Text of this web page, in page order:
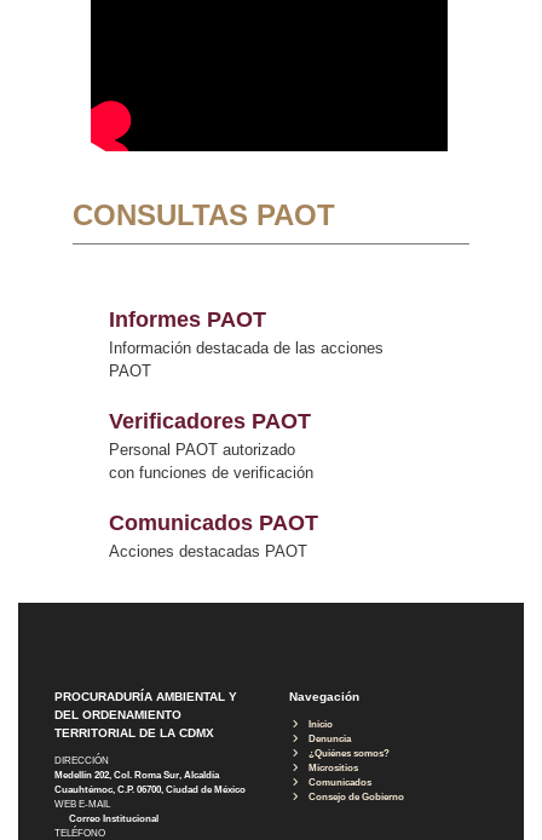
CONSULTAS PAOT
Informes PAOT
Información destacada de las acciones
PAOT
Verificadores PAOT
Personal PAOT autorizado
con funciones de verificación
Comunicados PAOT
Acciones destacadas PAOT
PROCURADURÍA AMBIENTAL Y
DEL ORDENAMIENTO
TERRITORIAL DE LA CDMX
DIRECCIÓN
Medellín 202, Col. Roma Sur, Alcaldía
Cuauhtémoc, C.P. 06700, Ciudad de México
WEB E-MAIL
Correo Institucional
TELÉFONO
Navegación
Inicio
Denuncia
¿Quiénes somos?
Micrositios
Comunicados
Consejo de Gobierno